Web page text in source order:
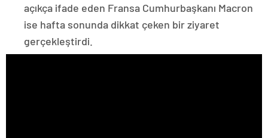
açıkça ifade eden Fransa Cumhurbaşkanı Macron
ise hafta sonunda dikkat çeken bir ziyaret
gerçekleştirdi.